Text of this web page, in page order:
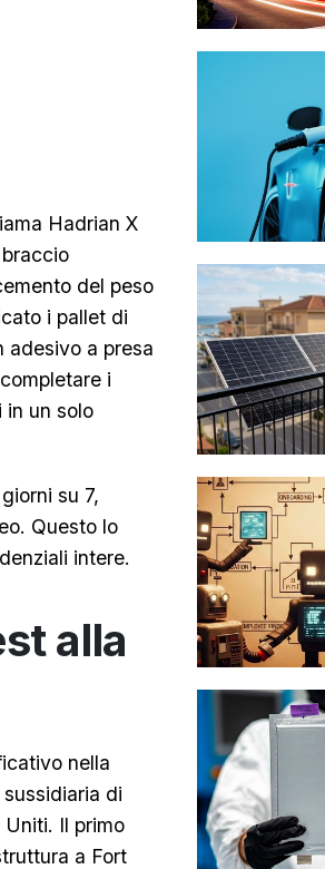
Hadrian X
del peso
i pallet di
adesivo a presa
i
in un solo
su 7,
Questo lo
intere.
alla
nella
di
Il primo
a Fort